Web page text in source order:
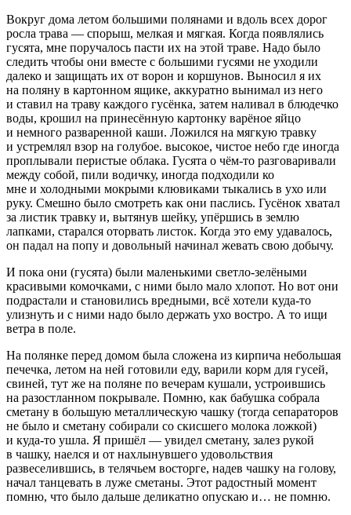
Вокруг дома летом большими полянами и вдоль всех дорог
росла трава — спорыш, мелкая и мягкая. Когда появлялись
гусята, мне поручалось пасти их на этой траве. Надо было
следить чтобы они вместе с большими гусями не уходили
далеко и защищать их от ворон и коршунов. Выносил я их
на поляну в картонном ящике, аккуратно вынимал из него
и ставил на траву каждого гусёнка, затем наливал в блюдечко
воды, крошил на принесённую картонку варёное яйцо
и немного разваренной каши. Ложился на мягкую травку
и устремлял взор на голубое. высокое, чистое небо где иногда
проплывали перистые облака. Гусята о чём-то разговаривали
между собой, пили водичку, иногда подходили ко
мне и холодными мокрыми клювиками тыкались в ухо или
руку. Смешно было смотреть как они паслись. Гусёнок хватал
за листик травку и, вытянув шейку, упёршись в землю
лапками, старался оторвать листок. Когда это ему удавалось,
он падал на попу и довольный начинал жевать свою добычу.
И пока они (гусята) были маленькими светло-зелёными
красивыми комочками, с ними было мало хлопот. Но вот они
подрастали и становились вредными, всё хотели куда-то
улизнуть и с ними надо было держать ухо востро. А то ищи
ветра в поле.
На полянке перед домом была сложена из кирпича небольшая
печечка, летом на ней готовили еду, варили корм для гусей,
свиней, тут же на поляне по вечерам кушали, устроившись
на разостланном покрывале. Помню, как бабушка собрала
сметану в большую металлическую чашку (тогда сепараторов
не было и сметану собирали со скисшего молока ложкой)
и куда-то ушла. Я пришёл — увидел сметану, залез рукой
в чашку, наелся и от нахлынувшего удовольствия
развеселившись, в телячьем восторге, надев чашку на голову,
начал танцевать в луже сметаны. Этот радостный момент
помню, что было дальше деликатно опускаю и… не помню.